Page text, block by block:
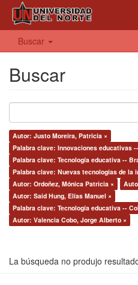
Buscar
Buscar
Autor: Justo Moreira, Patricia ×
Palabra clave: Innovaciones educativas
Palabra clave: Tecnología educativa --
Palabra clave: Nuevas tecnologías de la
Autor: Ordoñez, Mónica Patricia ×
Autor: Said Hung, Elías Manuel ×
Palabra clave: Tecnología educativa --
Autor: Valencia Cobo, Jorge Alberto ×
La búsqueda no produjo